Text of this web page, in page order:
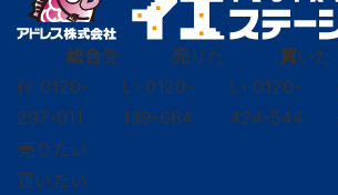
総合受
付 0120-
297-011
売りた
い 0120-
139-664
買いた
い 0120-
424-544
売りたい
買いたい